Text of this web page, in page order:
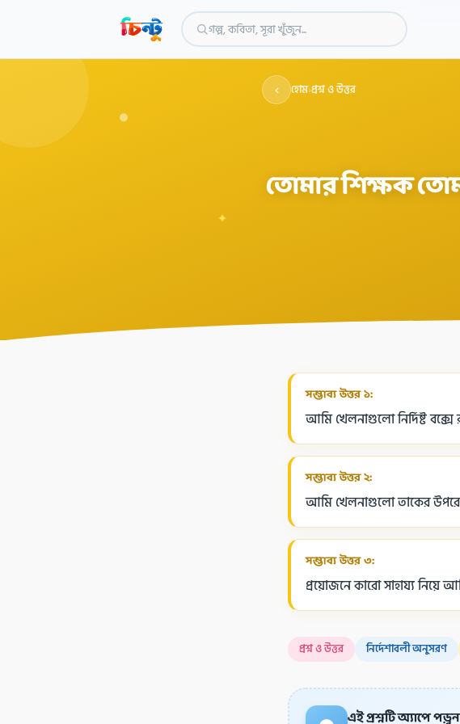
গল্প, কবিতা, সূরা খুঁজুন...
✦
‹ হোম›প্রশ্ন ও উত্তর
তোমার শিক্ষক
সম্ভাব্য উত্তর ১:
আমি খেলনাগুলো নির্দিষ্ট বক্সে
সম্ভাব্য উত্তর ২:
আমি খেলনাগুলো তাকের উপরে
সম্ভাব্য উত্তর ৩:
প্রয়োজনে কারো সাহায্য নিয়ে
প্রশ্ন ও উত্তর নির্দেশাবলী অনুসরণ
এই প্রশ্নটি অ্যাপে পড়ুন